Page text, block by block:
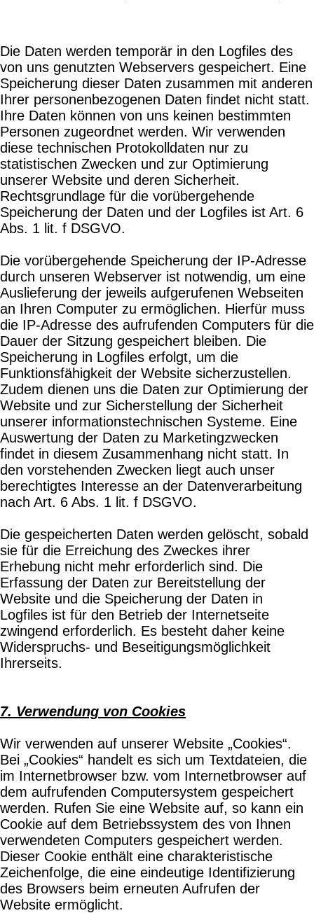
Die Daten werden temporär in den Logfiles des
von uns genutzten Webservers gespeichert. Eine
Speicherung dieser Daten zusammen mit anderen
Ihrer personenbezogenen Daten findet nicht statt.
Ihre Daten können von uns keinen bestimmten
Personen zugeordnet werden. Wir verwenden
diese technischen Protokolldaten nur zu
statistischen Zwecken und zur Optimierung
unserer Website und deren Sicherheit.
Rechtsgrundlage für die vorübergehende
Speicherung der Daten und der Logfiles ist Art. 6
Abs. 1 lit. f DSGVO.
Die vorübergehende Speicherung der IP-Adresse
durch unseren Webserver ist notwendig, um eine
Auslieferung der jeweils aufgerufenen Webseiten
an Ihren Computer zu ermöglichen. Hierfür muss
die IP-Adresse des aufrufenden Computers für die
Dauer der Sitzung gespeichert bleiben. Die
Speicherung in Logfiles erfolgt, um die
Funktionsfähigkeit der Website sicherzustellen.
Zudem dienen uns die Daten zur Optimierung der
Website und zur Sicherstellung der Sicherheit
unserer informationstechnischen Systeme. Eine
Auswertung der Daten zu Marketingzwecken
findet in diesem Zusammenhang nicht statt. In
den vorstehenden Zwecken liegt auch unser
berechtigtes Interesse an der Datenverarbeitung
nach Art. 6 Abs. 1 lit. f DSGVO.
Die gespeicherten Daten werden gelöscht, sobald
sie für die Erreichung des Zweckes ihrer
Erhebung nicht mehr erforderlich sind. Die
Erfassung der Daten zur Bereitstellung der
Website und die Speicherung der Daten in
Logfiles ist für den Betrieb der Internetseite
zwingend erforderlich. Es besteht daher keine
Widerspruchs- und Beseitigungsmöglichkeit
Ihrerseits.
7. Verwendung von Cookies
Wir verwenden auf unserer Website „Cookies“.
Bei „Cookies“ handelt es sich um Textdateien, die
im Internetbrowser bzw. vom Internetbrowser auf
dem aufrufenden Computersystem gespeichert
werden. Rufen Sie eine Website auf, so kann ein
Cookie auf dem Betriebssystem des von Ihnen
verwendeten Computers gespeichert werden.
Dieser Cookie enthält eine charakteristische
Zeichenfolge, die eine eindeutige Identifizierung
des Browsers beim erneuten Aufrufen der
Website ermöglicht.